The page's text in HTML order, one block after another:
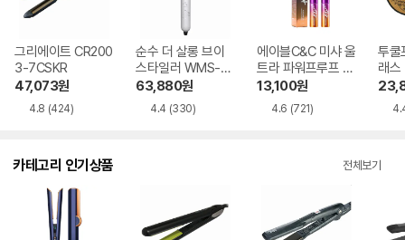
그리에이트 CR200
3-7CSKR
47,073원
4.8 (424)
순수 더 살롱 브이
스타일러 WMS-H-
1912 1개
63,880원
4.4 (330)
에이블C&C 미샤 울
트라 파워프루프 리
퀴드 라이너 4g 2
13,100원
4.6 (721)
투쿨
래스
이
카테고리 인기상품 전체보기